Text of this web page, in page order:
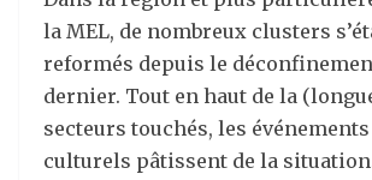
la MEL, de nombreux clusters
reformés depuis le
dernier. Tout en haut de la
secteurs touchés, les
culturels pâtissent de la